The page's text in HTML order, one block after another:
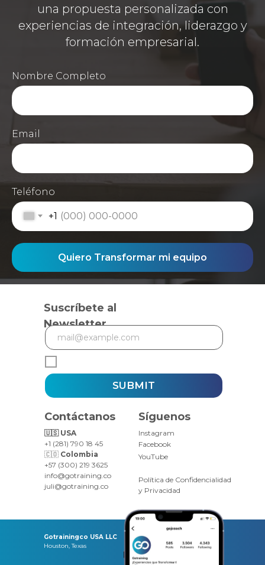
una propuesta personalizada con
experiencias de integración, liderazgo y
formación empresarial.
Nombre Completo
Email
Teléfono
+1
Quiero Transformar mi equipo
🇺🇸 USA
+1 (281) 790 18 45
🇨🇴 Colombia
+57 (300) 219 3625
info@gotraining.co
juli@gotraining.co
Suscríbete al
Newsletter
Contáctanos Síguenos
SUBMIT
Instagram
Facebook
Gotrainingco USA LLC
Houston, Texas
Política de Confidencialidad
y Privacidad
YouTube